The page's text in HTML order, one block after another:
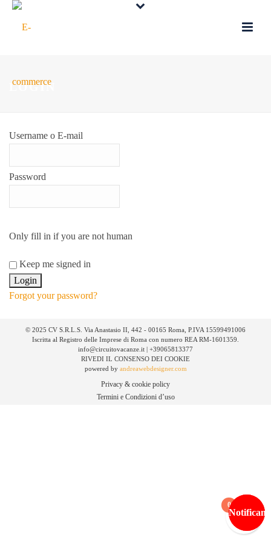
LOGIN
Username o E-mail
Password
Only fill in if you are not human
Keep me signed in
Forgot your password?
© 2025 CV S.R.L.S. Via Anastasio II, 442 - 00165 Roma, P.IVA 15599491006
Iscritta al Registro delle Imprese di Roma con numero REA RM-1601359.
info@circuitovacanze.it | +39065813377
RIVEDI IL CONSENSO DEI COOKIE
powered by andreawebdesigner.com
Privacy & cookie policy
Termini e Condizioni d’uso
0
Notificami
Notificami